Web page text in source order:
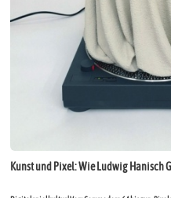
Kunst und Pixel: Wie Ludwig Hanisch